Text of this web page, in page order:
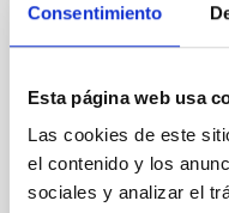
Consentimiento
Esta página web usa
Las cookies de este
el contenido y los
sociales y analizar el
de partículas,
universidades y
"Salón de actos"
Cosmos" en San
frente al edificio
Astrofísica de
Fecha